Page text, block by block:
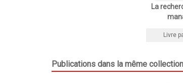
La
Livre
Publications dans la même collection